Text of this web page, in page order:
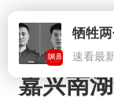
嘉兴南